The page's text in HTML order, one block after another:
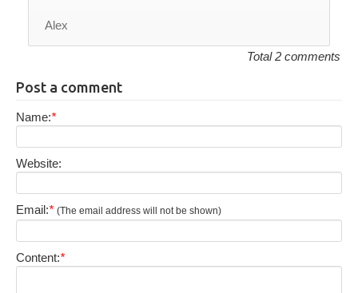
Alex
Total 2 comments
Post a comment
Name:*
Website:
Email:* (The email address will not be shown)
Content:*